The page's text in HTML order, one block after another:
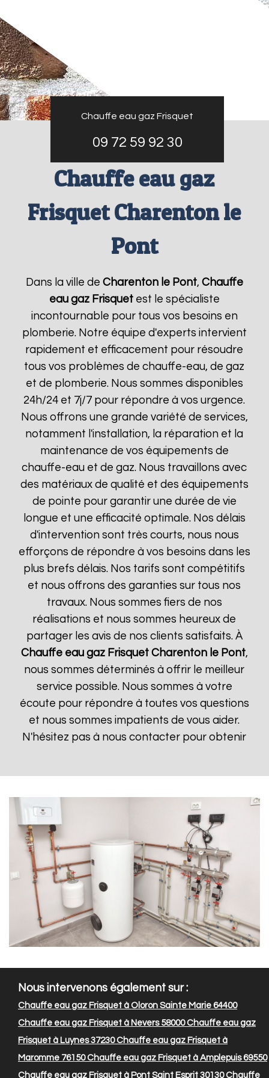
Chauffe eau gaz Frisquet
09 72 59 92 30
Chauffe eau gaz
Frisquet Charenton le
Pont
Dans la ville de Charenton le Pont, Chauffe
eau gaz Frisquetest le spécialiste
incontournable pour tous vos besoins en
plomberie. Notre équipe d'experts intervient
rapidement et efficacement pour résoudre
tous vos problèmes de chauffe-eau, de gaz
et de plomberie. Nous sommes disponibles
24h/24 et 7j/7 pour répondre à vos urgence.
Nous offrons une grande variété de services,
notamment l'installation, la réparation et la
maintenance de vos équipements de
chauffe-eau et de gaz. Nous travaillons avec
des matériaux de qualité et des équipements
de pointe pour garantir une durée de vie
longue et une efficacité optimale. Nos délais
d'intervention sont très courts, nous nous
efforçons de répondre à vos besoins dans les
plus brefs délais. Nos tarifs sont compétitifs
et nous offrons des garanties sur tous nos
travaux. Nous sommes fiers de nos
réalisations et nous sommes heureux de
partager les avis de nos clients satisfaits. À
Chauffe eau gaz Frisquet Charenton le Pont,
nous sommes déterminés à offrir le meilleur
service possible. Nous sommes à votre
écoute pour répondre à toutes vos questions
et nous sommes impatients de vous aider.
N'hésitez pas à nous contacter pour obtenir
Nous intervenons également sur :
Chauffe eau gaz Frisquet à Oloron Sainte Marie 64400
Chauffe eau gaz Frisquet à Nevers 58000Chauffe eau gaz
Frisquet à Luynes 37230Chauffe eau gaz Frisquet à
Maromme 76150Chauffe eau gaz Frisquet à Amplepuis 69550
Chauffe eau gaz Frisquet à Pont Saint Esprit 30130Chauffe